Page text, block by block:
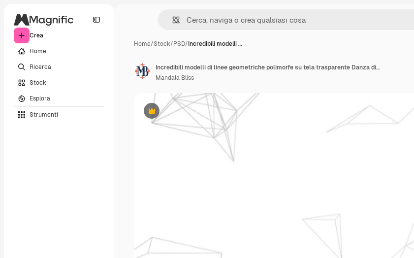
Crea
Home
Ricerca
Stock
Esplora
Strumenti
Home/Stock/PSD/Incredibili modelli …
Premium
Incredibili modelli di linee geometriche polimorfe su tela trasparente Danza di forme e simmetria
Mandala Bliss